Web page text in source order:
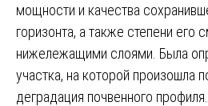
мощности и качества
горизонта, а также степени его
нижележащими слоями. Была
участка, на которой произошла
деградация почвенного профиля.